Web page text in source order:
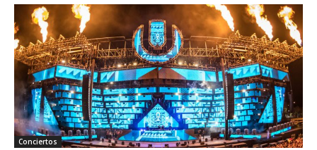
Conciertos